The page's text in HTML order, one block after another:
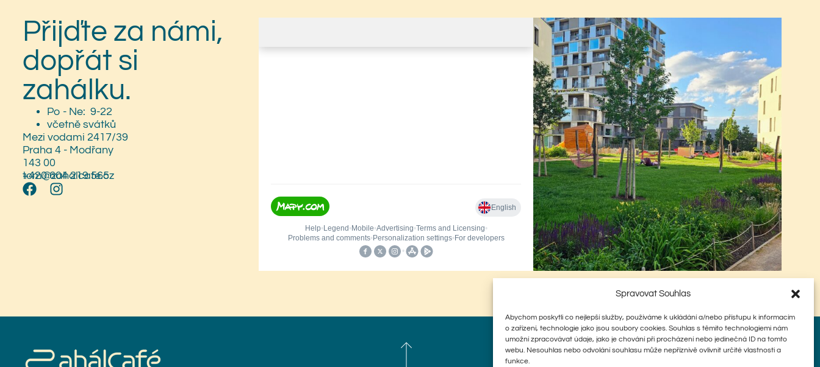
Spravovat Souhlas
Abychom poskytli co nejlepší služby, používáme k ukládání a/nebo přístupu k informacím
o zařízení, technologie jako jsou soubory cookies. Souhlas s těmito technologiemi nám
umožní zpracovávat údaje, jako je chování při procházení nebo jedinečná ID na tomto
webu. Nesouhlas nebo odvolání souhlasu může nepříznivě ovlivnit určité vlastnosti a
funkce.
Přijďte za námi,
dopřát si
zahálku.
Po - Ne: 9-22
včetně svátků
Mezi vodami 2417/39
Praha 4 - Modřany
143 00
+420 604 219 565
tom@zahalcafe.cz
Úvod Menu Akce O nás